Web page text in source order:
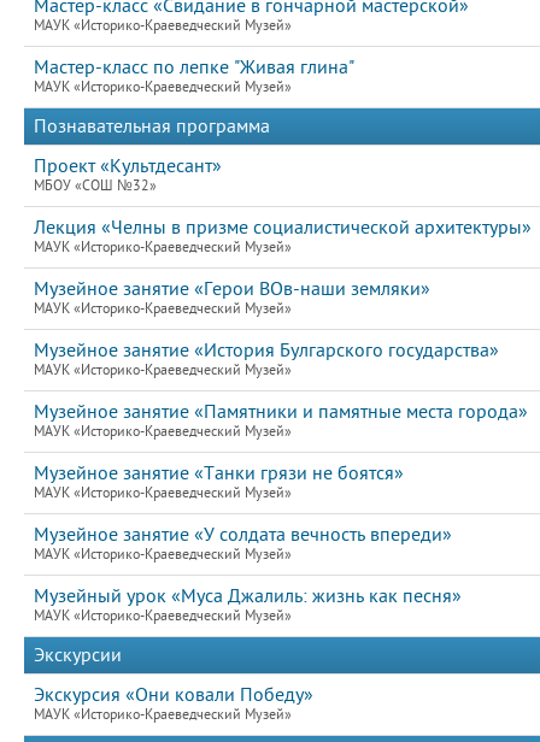
Мастер-класс «Свидание в гончарной мастерской»
МАУК «Историко-Краеведческий Музей»
Мастер-класс по лепке "Живая глина"
МАУК «Историко-Краеведческий Музей»
Познавательная программа
Проект «Культдесант»
МБОУ «СОШ №32»
Лекция «Челны в призме социалистической архитектуры»
МАУК «Историко-Краеведческий Музей»
Музейное занятие «Герои ВОв-наши земляки»
МАУК «Историко-Краеведческий Музей»
Музейное занятие «История Булгарского государства»
МАУК «Историко-Краеведческий Музей»
Музейное занятие «Памятники и памятные места города»
МАУК «Историко-Краеведческий Музей»
Музейное занятие «Танки грязи не боятся»
МАУК «Историко-Краеведческий Музей»
Музейное занятие «У солдата вечность впереди»
МАУК «Историко-Краеведческий Музей»
Музейный урок «Муса Джалиль: жизнь как песня»
МАУК «Историко-Краеведческий Музей»
Экскурсии
Экскурсия «Они ковали Победу»
МАУК «Историко-Краеведческий Музей»